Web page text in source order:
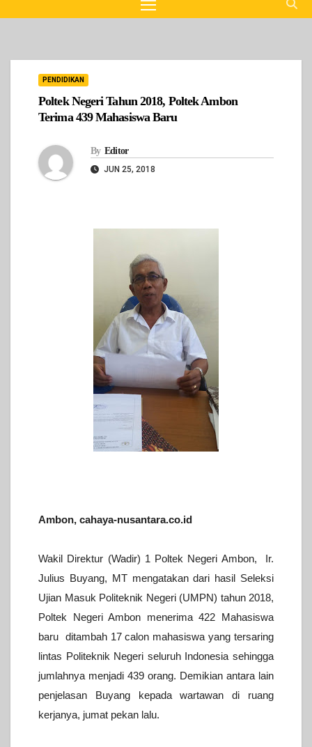
PENDIDIKAN
Poltek Negeri Tahun 2018, Poltek Ambon
Terima 439 Mahasiswa Baru
By Editor
JUN 25, 2018
Ambon, cahaya-nusantara.co.id
Wakil Direktur (Wadir) 1 Poltek Negeri Ambon, Ir.
Julius Buyang, MT mengatakan dari hasil Seleksi
Ujian Masuk Politeknik Negeri (UMPN) tahun 2018,
Poltek Negeri Ambon menerima 422 Mahasiswa
baru ditambah 17 calon mahasiswa yang tersaring
lintas Politeknik Negeri seluruh Indonesia sehingga
jumlahnya menjadi 439 orang. Demikian antara lain
penjelasan Buyang kepada wartawan di ruang
kerjanya, jumat pekan lalu.